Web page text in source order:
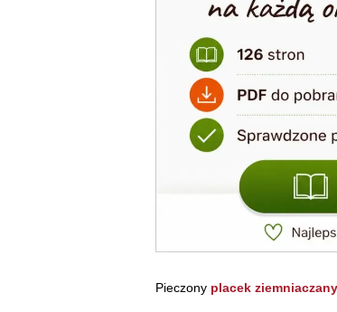
Pieczony placek ziemniaczany